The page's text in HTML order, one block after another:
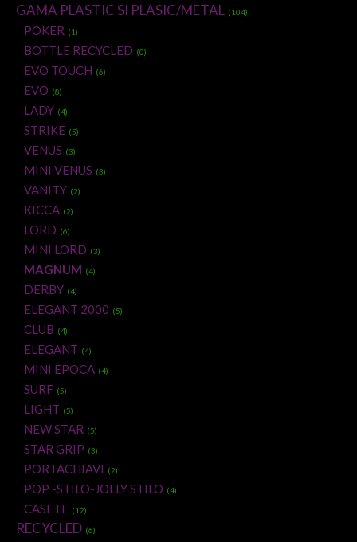
GAMA PLASTIC SI PLASIC/METAL (104)
POKER (1)
BOTTLE RECYCLED (0)
EVO TOUCH (6)
EVO (8)
LADY (4)
STRIKE (5)
VENUS (3)
MINI VENUS (3)
VANITY (2)
KICCA (2)
LORD (6)
MINI LORD (3)
MAGNUM (4)
DERBY (4)
ELEGANT 2000 (5)
CLUB (4)
ELEGANT (4)
MINI EPOCA (4)
SURF (5)
LIGHT (5)
NEW STAR (5)
STAR GRIP (3)
PORTACHIAVI (2)
POP -STILO-JOLLY STILO (4)
CASETE (12)
RECYCLED (6)